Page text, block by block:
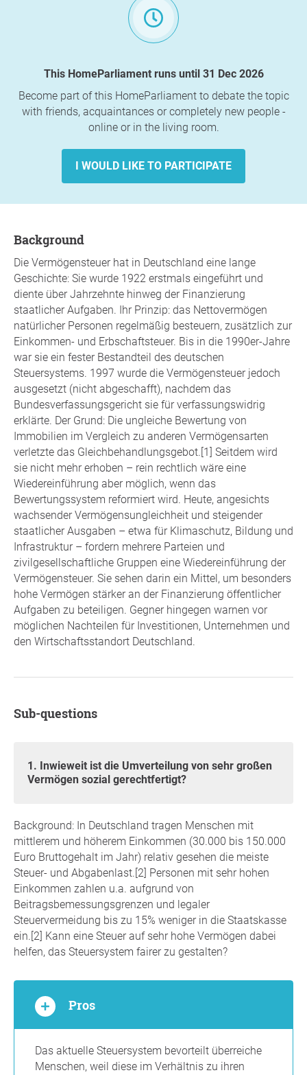
This HomeParliament runs until 31 Dec 2026
Become part of this HomeParliament to debate the topic
with friends, acquaintances or completely new people -
online or in the living room.
I WOULD LIKE TO PARTICIPATE
background
Die Vermögensteuer hat in Deutschland eine lange
Geschichte: Sie wurde 1922 erstmals eingeführt und
diente über Jahrzehnte hinweg der Finanzierung
staatlicher Aufgaben. Ihr Prinzip: das Nettovermögen
natürlicher Personen regelmäßig besteuern, zusätzlich zur
Einkommen- und Erbschaftsteuer. Bis in die 1990er-Jahre
war sie ein fester Bestandteil des deutschen
Steuersystems. 1997 wurde die Vermögensteuer jedoch
ausgesetzt (nicht abgeschafft), nachdem das
Bundesverfassungsgericht sie für verfassungswidrig
erklärte. Der Grund: Die ungleiche Bewertung von
Immobilien im Vergleich zu anderen Vermögensarten
verletzte das Gleichbehandlungsgebot.[1] Seitdem wird
sie nicht mehr erhoben – rein rechtlich wäre eine
Wiedereinführung aber möglich, wenn das
Bewertungssystem reformiert wird. Heute, angesichts
wachsender Vermögensungleichheit und steigender
staatlicher Ausgaben – etwa für Klimaschutz, Bildung und
Infrastruktur – fordern mehrere Parteien und
zivilgesellschaftliche Gruppen eine Wiedereinführung der
Vermögensteuer. Sie sehen darin ein Mittel, um besonders
hohe Vermögen stärker an der Finanzierung öffentlicher
Aufgaben zu beteiligen. Gegner hingegen warnen vor
möglichen Nachteilen für Investitionen, Unternehmen und
den Wirtschaftsstandort Deutschland.
Sub-questions
1. Inwieweit ist die Umverteilung von sehr großen
Vermögen sozial gerechtfertigt?
Background: In Deutschland tragen Menschen mit
mittlerem und höherem Einkommen (30.000 bis 150.000
Euro Bruttogehalt im Jahr) relativ gesehen die meiste
Steuer- und Abgabenlast.[2] Personen mit sehr hohen
Einkommen zahlen u.a. aufgrund von
Beitragsbemessungsgrenzen und legaler
Steuervermeidung bis zu 15% weniger in die Staatskasse
ein.[2] Kann eine Steuer auf sehr hohe Vermögen dabei
helfen, das Steuersystem fairer zu gestalten?
Pros
Das aktuelle Steuersystem bevorteilt überreiche
Menschen, weil diese im Verhältnis zu ihren